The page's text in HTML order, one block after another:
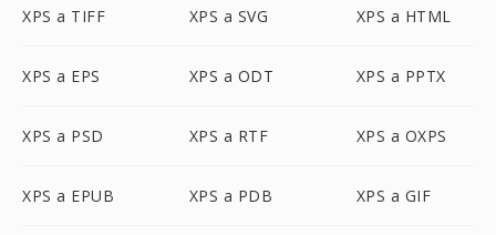
XPS a TIFF XPS a SVG XPS a HTML
XPS a EPS XPS a ODT XPS a PPTX
XPS a PSD XPS a RTF XPS a OXPS
XPS a EPUB XPS a PDB XPS a GIF